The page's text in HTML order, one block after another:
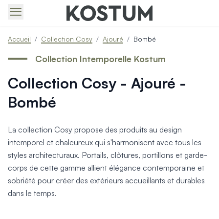
Produits > Portails > Portails contemporains
Produits > Portails > Portails traditionnels
Produits > Portails > Portails architectes
Produits > Portails > Portails avec décors
Produits > Portails > Portails économiques
Produits > Portails > Motorisation Portail
Produits > Portillons > Tous nos portillons
Produits > Portillons > Portillons contemporains
Produits > Portillons > Portillons traditionnels
Produits > Portillons > Portillons architectes
Produits > Portillons > Portillons décoratifs
Produits > Portillons > Motorisation Portillon
Produits > Portillons > Ouvertures Spéciales
Accueil / Collection Cosy / Ajouré / Bombé
Collection Cosy - Ajouré -
Bombé
Collection Intemporelle Kostum
La collection Cosy propose des produits au design
intemporel et chaleureux qui s'harmonisent avec tous les
styles architecturaux. Portails, clôtures, portillons et garde-
corps de cette gamme allient élégance contemporaine et
sobriété pour créer des extérieurs accueillants et durables
dans le temps.